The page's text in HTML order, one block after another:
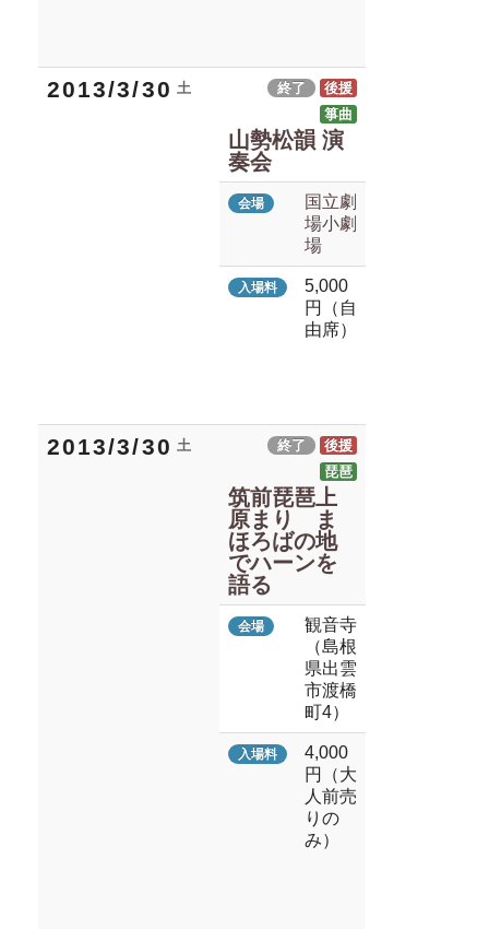
2013/3/30 土 終了
後援
箏曲
山勢松韻 演
奏会
会場
国立劇
場小劇
場
入場料
5,000
円（自
由席）
2013/3/30 土 終了
後援
琵琶
筑前琵琶上
原まり ま
ほろばの地
でハーンを
語る
会場
観音寺
（島根
県出雲
市渡橋
町4）
入場料
4,000
円（大
人前売
りの
み）